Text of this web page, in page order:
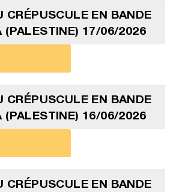
CRÉPUSCULE EN BANDE
(PALESTINE) 17/06/2026
CRÉPUSCULE EN BANDE
(PALESTINE) 16/06/2026
CRÉPUSCULE EN BANDE